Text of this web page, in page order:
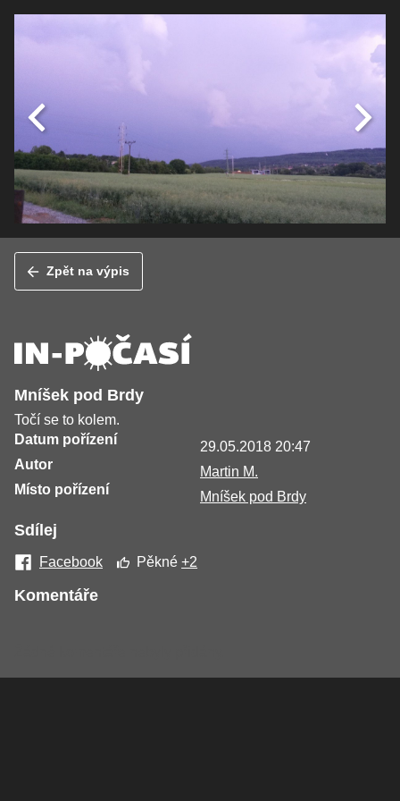
Zpět na výpis
Mníšek pod Brdy
Točí se to kolem.
Datum pořízení
29.05.2018 20:47
Autor
Martin M.
Místo pořízení
Mníšek pod Brdy
Sdílej
Facebook Pěkné+2
Komentáře